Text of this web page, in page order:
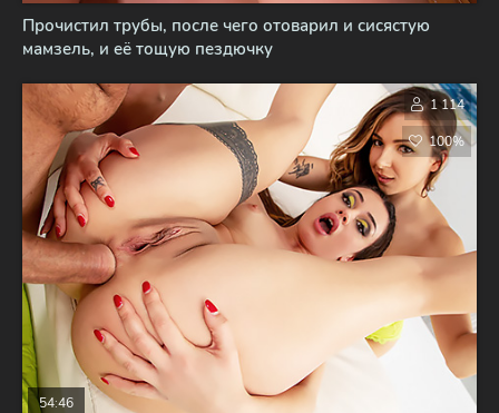
Прочистил трубы, после чего отоварил и сисястую
мамзель, и её тощую пездючку
54:46
1 114
100%